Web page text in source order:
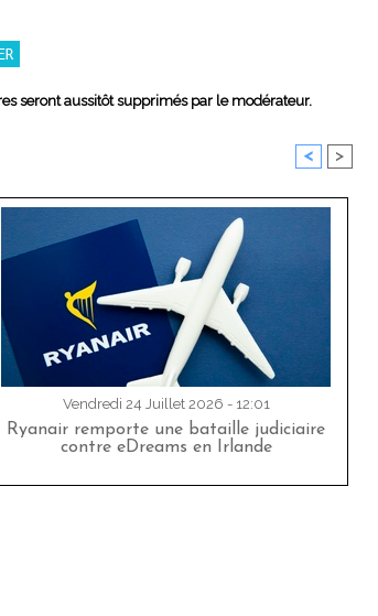
seront aussitôt supprimés par le modérateur.
< >
Vendredi 24 Juillet 2026 - 12:01
Ryanair remporte une bataille judiciaire
contre eDreams en Irlande